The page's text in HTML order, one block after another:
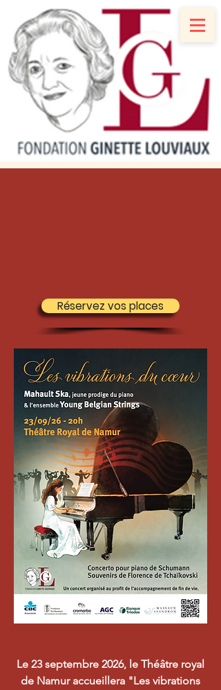
Réservez vos places
Le 23 septembre 2026, le Théâtre royal
de Namur accueillera "Les vibrations